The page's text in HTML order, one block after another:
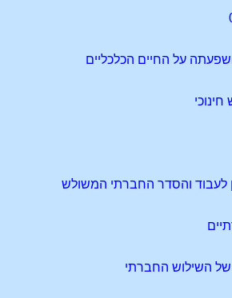
על החיים הכלכליים
לעבוד והסדר החברתי המשולש
של השילוש החברתי